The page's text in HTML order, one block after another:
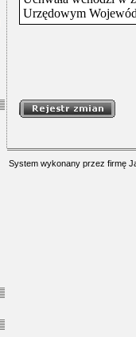
Urzędowym
System wykonany przez firmę